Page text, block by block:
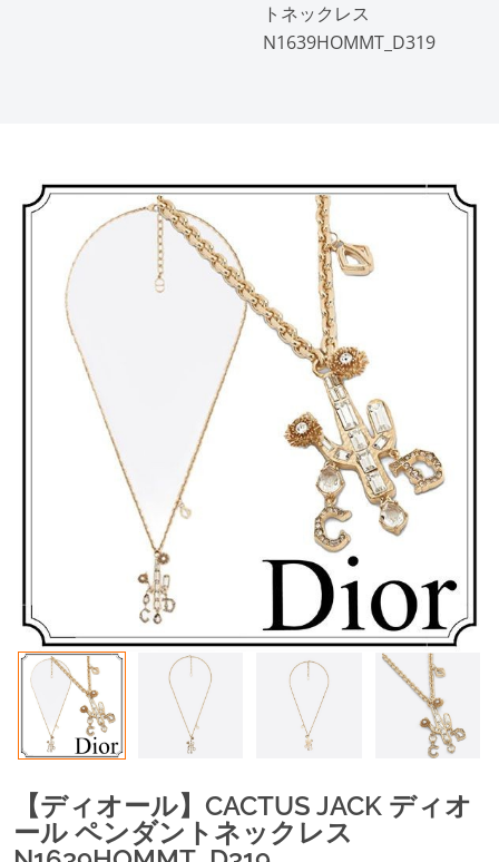
トネックレス
N1639HOMMT_D319
【ディオール】CACTUS JACK ディオ
ール ペンダントネックレス